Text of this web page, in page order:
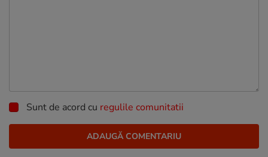
Sunt de acord cu regulile comunitatii